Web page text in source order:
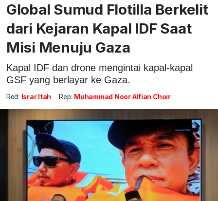
Global Sumud Flotilla Berkelit
dari Kejaran Kapal IDF Saat
Misi Menuju Gaza
Kapal IDF dan drone mengintai kapal-kapal
GSF yang berlayar ke Gaza.
Red: Israr Itah Rep: Muhammad Noor Alfian Choir